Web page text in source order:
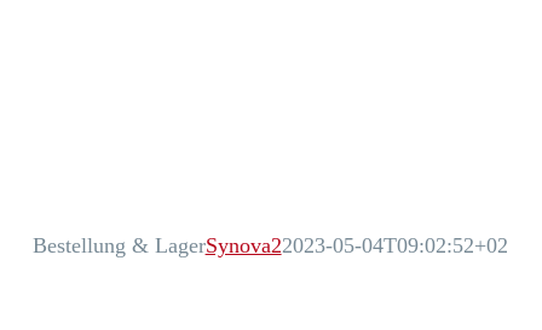
Bestellung & LagerSynova22023-05-04T09:02:52+02:00